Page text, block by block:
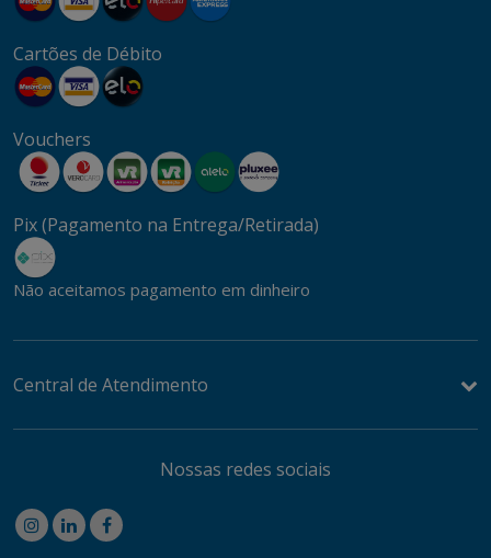
Cartões de Débito
Vouchers
Pix (Pagamento na Entrega/Retirada)
Não aceitamos pagamento em dinheiro
Central de Atendimento
Nossas redes sociais